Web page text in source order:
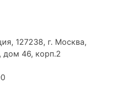
127238, г. Москва,
46, корп.2